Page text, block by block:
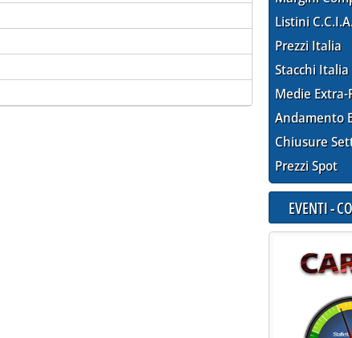
Listini
Prezzi Italia
Stacchi Italia
Medie Extra-
Andamento
Chiusure
Prezzi Spot
EVENTI -